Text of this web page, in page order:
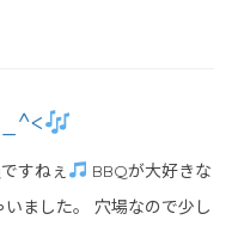
すねぇ
BBQが大好きな
ました。 穴場なので少し